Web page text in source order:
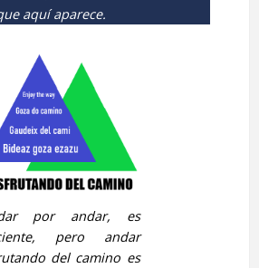
aquí aparece.
por andar, es
pero andar
del camino es